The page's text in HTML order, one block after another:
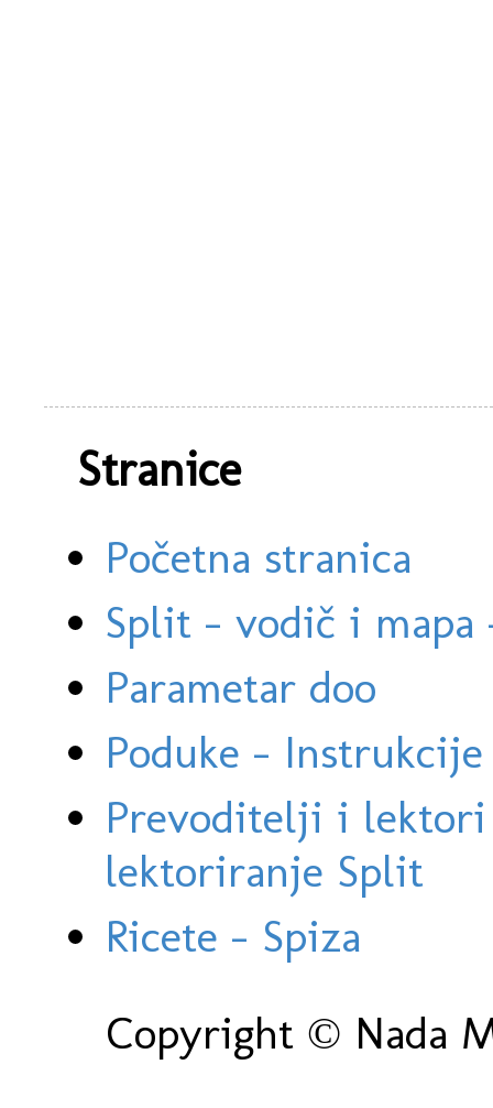
Stranice
Početna stranica
Split - vodič i
Parametar doo
Poduke -
Prevoditelji i
lektoriranje Split
Ricete - Spiza
Copyright © Nada